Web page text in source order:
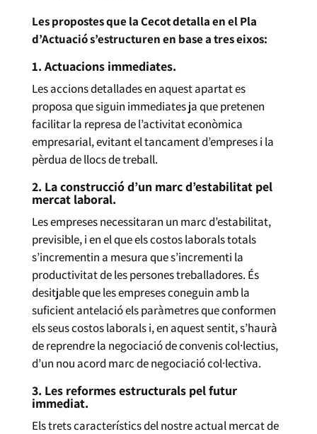
Les propostes que la Cecot detalla en el Pla
d’Actuació s’estructuren en base a tres eixos:
1. Actuacions immediates.
Les accions detallades en aquest apartat es
proposa que siguin immediates ja que pretenen
facilitar la represa de l’activitat econòmica
empresarial, evitant el tancament d’empreses i la
pèrdua de llocs de treball.
2. La construcció d’un marc d’estabilitat pel
mercat laboral.
Les empreses necessitaran un marc d’estabilitat,
previsible, i en el que els costos laborals totals
s’incrementin a mesura que s’incrementi la
productivitat de les persones treballadores. És
desitjable que les empreses coneguin amb la
suficient antelació els paràmetres que conformen
els seus costos laborals i, en aquest sentit, s’haurà
de reprendre la negociació de convenis col·lectius,
d’un nou acord marc de negociació col·lectiva.
3. Les reformes estructurals pel futur
immediat.
Els trets característics del nostre actual mercat de